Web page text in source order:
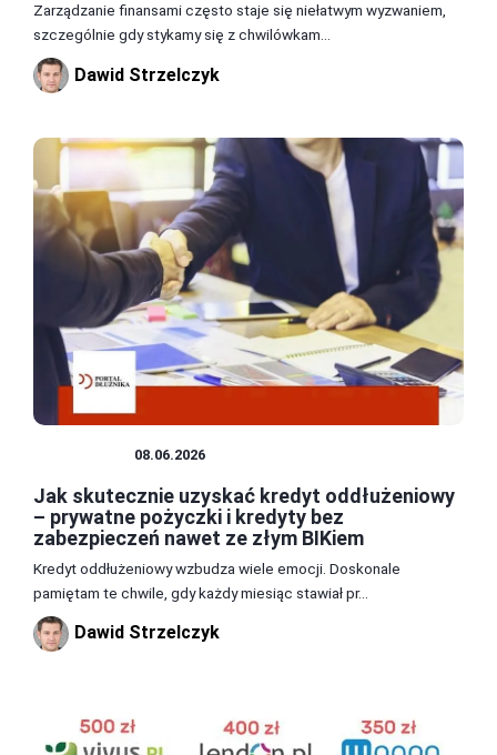
Zarządzanie finansami często staje się niełatwym wyzwaniem,
szczególnie gdy stykamy się z chwilówkam...
Dawid Strzelczyk
08.06.2026
Jak skutecznie uzyskać kredyt oddłużeniowy
– prywatne pożyczki i kredyty bez
zabezpieczeń nawet ze złym BIKiem
Kredyt oddłużeniowy wzbudza wiele emocji. Doskonale
pamiętam te chwile, gdy każdy miesiąc stawiał pr...
Dawid Strzelczyk